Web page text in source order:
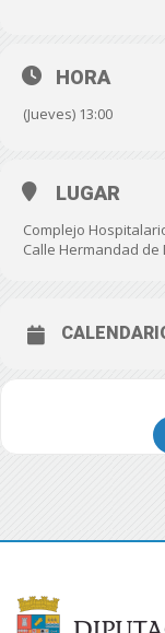
HORA
(Jueves) 13:00
LUGAR
Complejo
Calle Hermandad de